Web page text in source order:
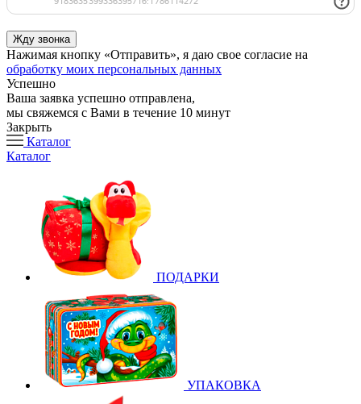
Нажимая кнопку «Отправить», я даю свое согласие на
обработку моих персональных данных
Успешно
Ваша заявка успешно отправлена,
мы свяжемся с Вами в течение 10 минут
Закрыть
Каталог
Каталог
ПОДАРКИ
УПАКОВКА